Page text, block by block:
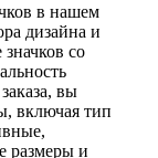
в нашем
дизайна и
со
вы
включая тип
размеры и